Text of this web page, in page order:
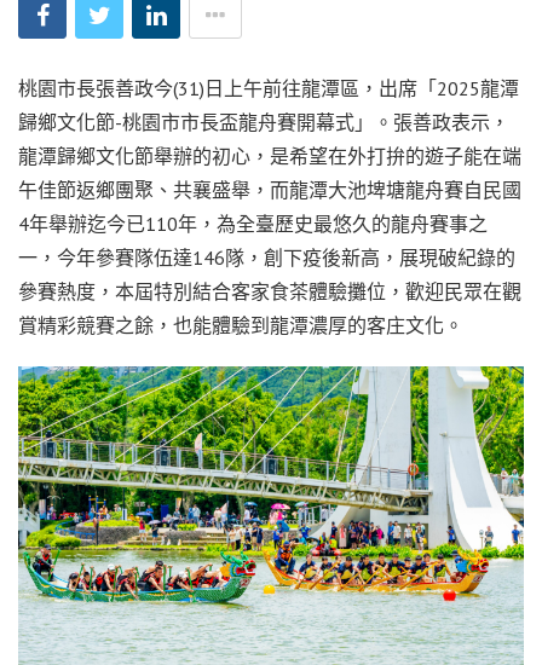
桃園市長張善政今(31)日上午前往龍潭區，出席「2025龍潭
歸鄉文化節-桃園市市長盃龍舟賽開幕式」。張善政表示，
龍潭歸鄉文化節舉辦的初心，是希望在外打拚的遊子能在端
午佳節返鄉團聚、共襄盛舉，而龍潭大池埤塘龍舟賽自民國
4年舉辦迄今已110年，為全臺歷史最悠久的龍舟賽事之
一，今年參賽隊伍達146隊，創下疫後新高，展現破紀錄的
參賽熱度，本屆特別結合客家食茶體驗攤位，歡迎民眾在觀
賞精彩競賽之餘，也能體驗到龍潭濃厚的客庄文化。